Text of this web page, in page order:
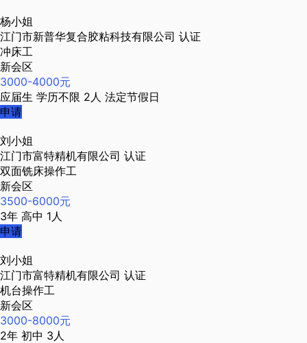
杨小姐
江门市新普华复合胶粘科技有限公司 认证
冲床工
新会区
3000-4000元
应届生 学历不限 2人 法定节假日
申请
刘小姐
江门市富特精机有限公司 认证
双面铣床操作工
新会区
3500-6000元
3年 高中 1人
申请
刘小姐
江门市富特精机有限公司 认证
机台操作工
新会区
3000-8000元
2年 初中 3人